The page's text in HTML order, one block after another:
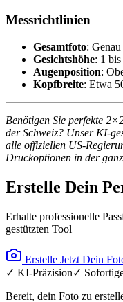
Messrichtlinien
Gesamtfoto:
Gesichtshöhe: 1
Augenposition:
Kopfbreite: Etwa
Benötigen Sie perfekte
der Schweiz? Unser KI-
alle offiziellen US-
Druckoptionen in der
Erstelle Dein
Erhalte professionelle
gestützten Tool
Erstelle Jetzt Dein
✓ KI-Präzision✓
Bereit, dein Foto zu